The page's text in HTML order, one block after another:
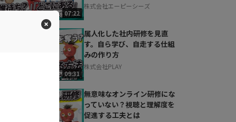
07:22
株式会社エーピーシーズ
09:31
属人化した社内研修を見直
す。自ら学び、自走する仕組
みの作り方
株式会社PLAY
無意味なオンライン研修にな
っていない？視聴と理解度を
促進する工夫とは